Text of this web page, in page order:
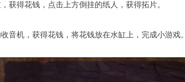
获得花钱，点击上方倒挂的纸人，获得拓片。
音机，获得花钱，将花钱放在水缸上，完成小游戏。